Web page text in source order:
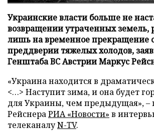
Украинские власти больше не
возвращении утраченных земель,
лишь на временное прекращение
преддверии тяжелых холодов,
Генштаба ВС Австрии Маркус
«Украина находится в
<…> Наступит зима, и она будет
для Украины, чем предыдущая», –
РейснераРИА «Новости» в
телеканалуN-TV.